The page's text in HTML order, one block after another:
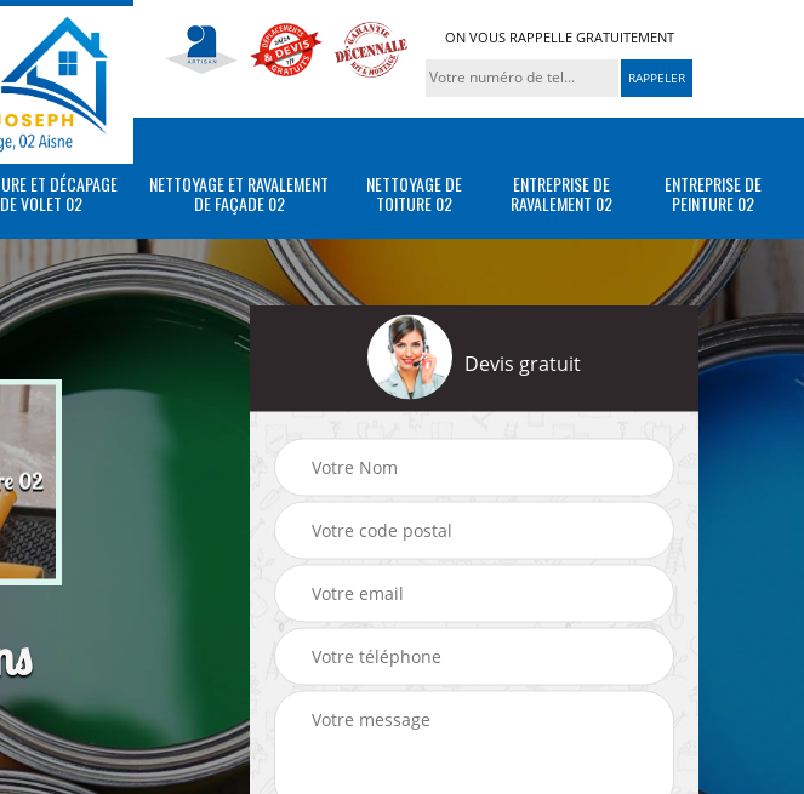
ON VOUS RAPPELLE GRATUITEMENT
ET DÉCAPAGE
DE VOLET 02
NETTOYAGE ET RAVALEMENT
DE FAÇADE 02
NETTOYAGE DE
TOITURE 02
ENTREPRISE DE
RAVALEMENT 02
ENTREPRISE DE
PEINTURE 02
02
Devis gratuit